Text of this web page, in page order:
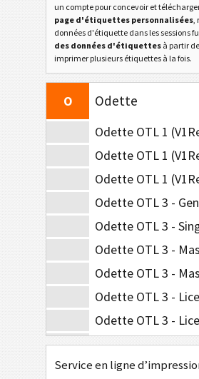
un compte pour concevoir et
page d'étiquettes personnalisées,
données d'étiquette dans les sessions
des données d'étiquettes à partir
imprimer plusieurs étiquettes à la fois.
CAT Caterpillar
GS1 Étiquettes GS1
O Odette
Odette OTL 3 -
Odette OTL 3 -
Odette OTL 3 -
Odette OTL 3 -
Service en ligne